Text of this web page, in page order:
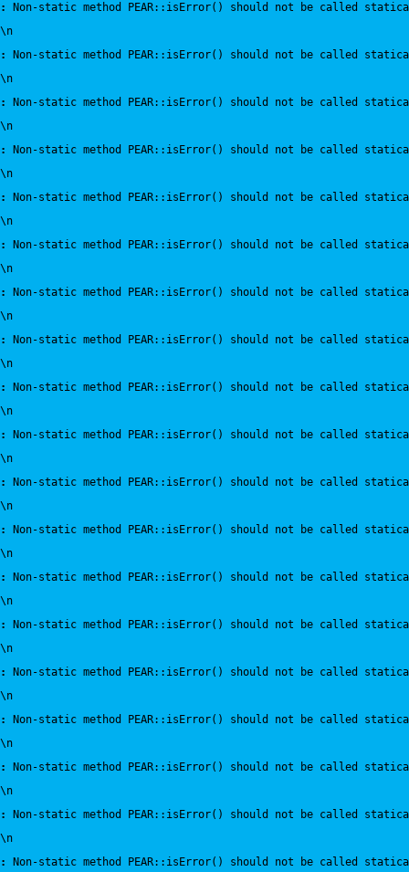
:
Non-static method PEAR::isError() should not be called
\n
:
Non-static method PEAR::isError() should not be called
\n
:
Non-static method PEAR::isError() should not be called
\n
:
Non-static method PEAR::isError() should not be called
\n
:
Non-static method PEAR::isError() should not be called
\n
:
Non-static method PEAR::isError() should not be called
\n
:
Non-static method PEAR::isError() should not be called
\n
:
Non-static method PEAR::isError() should not be called
\n
:
Non-static method PEAR::isError() should not be called
\n
:
Non-static method PEAR::isError() should not be called
\n
:
Non-static method PEAR::isError() should not be called
\n
:
Non-static method PEAR::isError() should not be called
\n
:
Non-static method PEAR::isError() should not be called
\n
:
Non-static method PEAR::isError() should not be called
\n
:
Non-static method PEAR::isError() should not be called
\n
:
Non-static method PEAR::isError() should not be called
\n
:
Non-static method PEAR::isError() should not be called
\n
:
Non-static method PEAR::isError() should not be called
\n
:
Non-static method PEAR::isError() should not be called